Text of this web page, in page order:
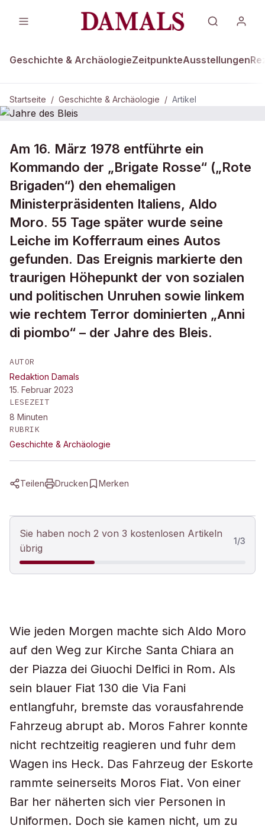
Geschichte & ArchäologieZeitpunkteAusstellungen
Startseite / Geschichte & Archäologie / Artikel
DAMALS PlusGESCHICHTE & ARCHÄOLOGIE
Jahre des Bleis
Am 16. März 1978 entführte ein
Kommando der „Brigate Rosse“ („Rote
Brigaden“) den ehemaligen
Ministerpräsidenten Italiens, Aldo
Moro. 55 Tage später wurde seine
Leiche im Kofferraum eines Autos
gefunden. Das Ereignis markierte den
traurigen Höhepunkt der von sozialen
und politischen Unruhen sowie linkem
wie rechtem Terror dominierten „Anni
di piombo“ – der Jahre des Bleis.
AUTOR
Redaktion Damals
15. Februar 2023
LESEZEIT
8 Minuten
RUBRIK
Geschichte & Archäologie
Teilen Drucken Merken
Sie haben noch 2 von 3 kostenlosen Artikeln
übrig
1/3
Wie jeden Morgen machte sich Aldo Moro
auf den Weg zur Kirche Santa Chiara an
der Piazza dei Giuochi Delfici in Rom. Als
sein blauer Fiat 130 die Via Fani
entlangfuhr, bremste das vorausfahrende
Fahrzeug abrupt ab. Moros Fahrer konnte
nicht rechtzeitig reagieren und fuhr dem
Wagen ins Heck. Das Fahrzeug der Eskorte
rammte seinerseits Moros Fiat. Von einer
Bar her näherten sich vier Personen in
Uniformen. Doch sie kamen nicht, um zu